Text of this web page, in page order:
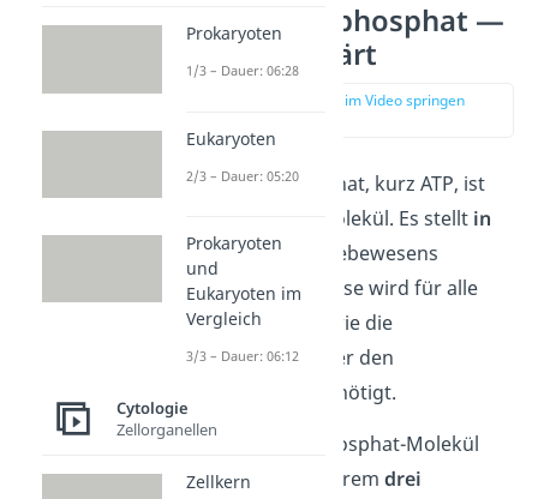
Adenosintriphosphat —
einfach erklärt
zur Stelle im Video springen
Adenosintriphosphat, kurz ATP, ist
ein chemisches Molekül. Es stellt in
jederZelleeines Lebewesens
Energie bereit
. Diese wird für alle
Arbeitsprozesse, wie die
Fortbewegung oder den
Stofftransport, benötigt.
Ein Adenosin
phosphat-Molekül
enthält unter anderemdrei
Prokaryoten
1/3 – Dauer: 06:28
Eukaryoten
2/3 – Dauer: 05:20
Prokaryoten
und
Eukaryoten im
Vergleich
3/3 – Dauer: 06:12
Cytologie
Zellorganellen
Zellkern